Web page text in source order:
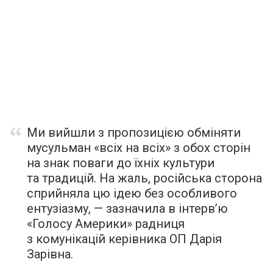
Ми вийшли з пропозицією обміняти
мусульман «всіх на всіх» з обох сторін
на знак поваги до їхніх культури
та традицій. На жаль, російська сторона
сприйняла цю ідею без особливого
ентузіазму, — зазначила в інтерв’ю
«Голосу Америки» радниця
з комунікацій керівника ОП Дарія
Зарівна.